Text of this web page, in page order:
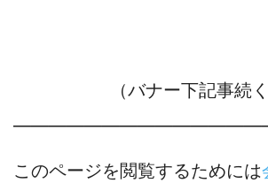
（バナー下記事続く
このページを閲覧するためには